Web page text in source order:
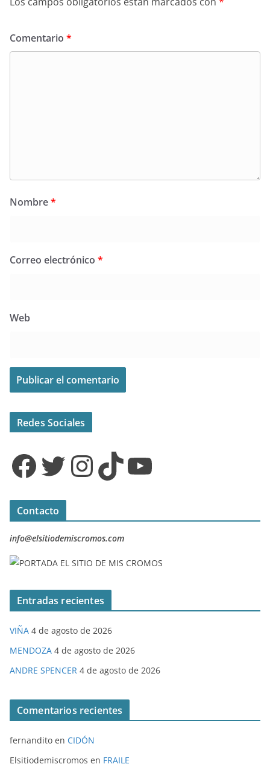
Comentario *
Nombre*
Correo electrónico *
Web
Redes Sociales
Facebook Twitter InstagramTikTok YouTube
Contacto
info@elsitiodemiscromos.com
Entradas recientes
VIÑA 4 de agosto de 2026
MENDOZA 4 de agosto de 2026
ANDRE SPENCER 4 de agosto de 2026
Comentarios recientes
fernandito en CIDÓN
Elsitiodemiscromos en FRAILE